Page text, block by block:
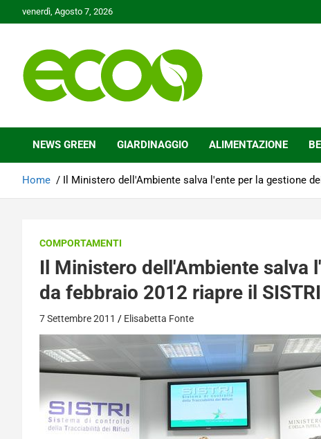
to
venerdì, Agosto 7, 2026
Ecoo.it
NEWS GREEN GIARDINAGGIO ALIMENTAZIONE
Home Il Ministero dell'Ambiente salva l'ente per la gestione
COMPORTAMENTI
Il Ministero dell'Ambiente salva
da febbraio 2012 riapre il SISTRI
7 Settembre 2011 Elisabetta Fonte